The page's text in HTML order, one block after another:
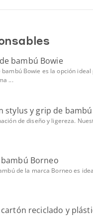
bambú Bowie
Bowie es la opción ideal
...
stylus y grip de
de diseño y ligereza.
Borneo
de la marca Borneo es
reciclado y